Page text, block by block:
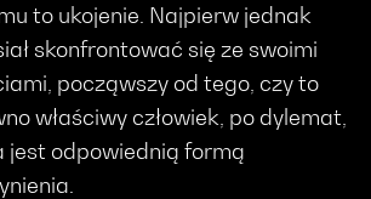
to ukojenie. Najpierw jednak
skonfrontować się ze swoimi
począwszy od tego, czy to
właściwy człowiek, po dylemat,
jest odpowiednią formą